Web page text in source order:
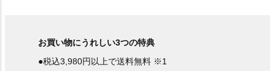
お買い物にうれしい3つの特典
●税込3,980円以上で送料無料 ※1